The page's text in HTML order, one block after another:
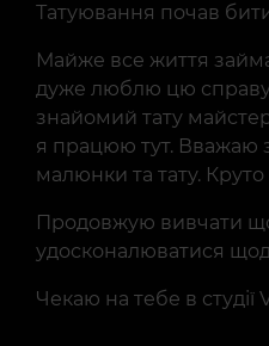
Татуювання почав
Майже все життя
дуже люблю цю справу.
знайомий тату
я працюю тут. Вважаю
малюнки та тату.
Продовжую вивчати
удосконалюватися
Чекаю на тебе в студії